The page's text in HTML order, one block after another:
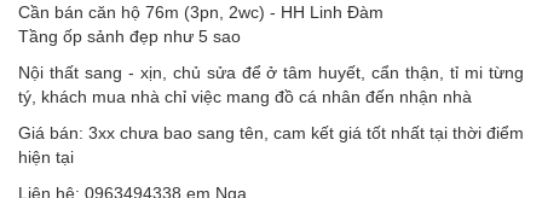
Cần bán căn hộ 76m (3pn, 2wc) - HH Linh Đàm
Tầng ốp sảnh đẹp như 5 sao
Nội thất sang - xịn, chủ sửa để ở tâm huyết, cẩn thận, tỉ mi từng
tý, khách mua nhà chỉ việc mang đồ cá nhân đến nhận nhà
Giá bán: 3xx chưa bao sang tên, cam kết giá tốt nhất tại thời điểm
hiện tại
Liên hệ: 0963494338 em Nga